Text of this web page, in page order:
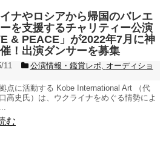
ナやロシアから帰国のバレエ
を支援するチャリティー公演
& PEACE」が2022年7月に神
！出演ダンサーを募集
11 公演情報・鑑賞レポ
オーディショ
点に活動する Kobe International Art （代
高史氏）は、ウクライナをめぐる情勢によ
む